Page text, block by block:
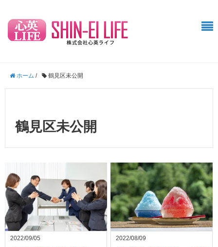
ホーム / 鶴見区未公開
鶴見区未公開
2022/09/05 2022/08/09